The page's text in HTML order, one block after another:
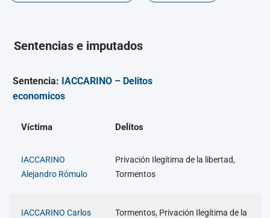
Sentencias e imputados
Sentencia: IACCARINO – Delitos
economicos
Víctima Delitos
IACCARINO
Alejandro Rómulo
Privación Ilegítima de la libertad,
Tormentos
IACCARINO Carlos
Tormentos, Privación Ilegítima de la